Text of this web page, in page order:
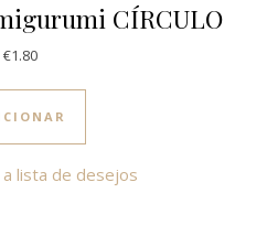
CÍRCULO
€1.80
a lista de desejos